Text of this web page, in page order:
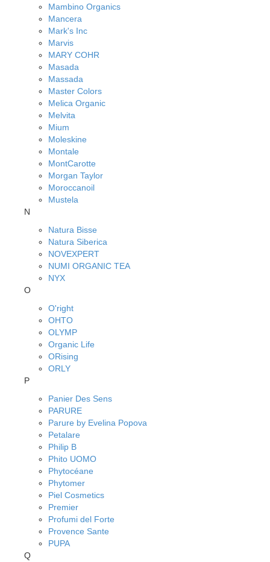
Mambino Organics
Mancera
Mark's Inc
Marvis
MARY COHR
Masada
Massada
Master Colors
Melica Organic
Melvita
Mium
Moleskine
Montale
MontCarotte
Morgan Taylor
Moroccanoil
Mustela
N
Natura Bisse
Natura Siberica
NOVEXPERT
NUMI ORGANIC TEA
NYX
O
O'right
OHTO
OLYMP
Organic Life
ORising
ORLY
P
Panier Des Sens
PARURE
Parure by Evelina Popova
Petalare
Philip B
Phito UOMO
Phytocéane
Phytomer
Piel Cosmetics
Premier
Profumi del Forte
Provence Sante
PUPA
Q